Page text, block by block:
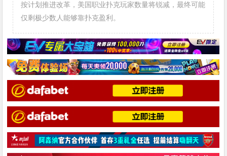
按计划推进改革，美国职业扑克玩家数量将锐减，最终可能
仅剩极少数人能够靠扑克盈利。